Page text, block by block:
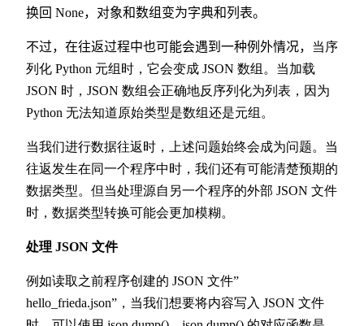
换回 None，对象和数组变为字典和列表。
不过，在往返过程中也可能会遇到一种例外情况， 当序
列化 Python 元组时，它会变成 JSON 数组。当加载
JSON 时，JSON 数组会正确地反序列化为列表，因为
Python 无法知道原始类型是数组还是元组。
当我们进行数据往返时，上述问题始终会成为问题。当
往返发生在同一个程序中时，我们还有可能清楚预期的
数据类型。但当处理源自另一个程序的外部 JSON 文件
时，数据类型转换可能会更加模糊。
处理 JSON 文件
例如读取之前程序创建的 JSON 文件”
hello_frieda.json”，当我们想要将内容写入 JSON 文件